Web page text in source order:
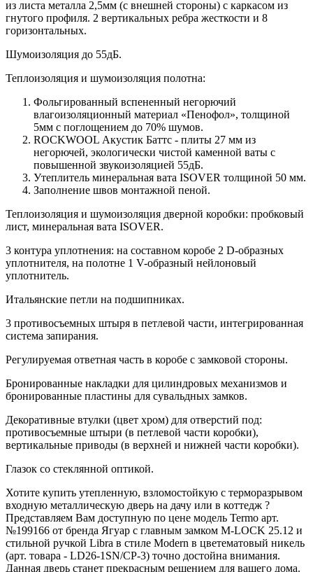
из листа металла 2,5мм (с внешней стороны) c каркасом из
гнутого профиля. 2 вертикальных ребра жесткости и 8
горизонтальных.
Шумоизоляция до 55дБ.
Теплоизоляция и шумоизоляция полотна:
Фольгированный вспененный негорючий
влагоизоляционный материал «Пенофол», толщиной
5мм с поглощением до 70% шумов.
ROCKWOOL Акустик Баттс - плиты 27 мм из
негорючей, экологически чистой каменной ваты с
повышенной звукоизоляцией 55дБ.
Утеплитель минеральная вата ISOVER толщиной 50 мм.
Заполнение швов монтажной пеной.
Теплоизоляция и шумоизоляция дверной коробки: пробковый
лист, минеральная вата ISOVER.
3 контура уплотнения: на составном коробе 2 D-образных
уплотнителя, на полотне 1 V-образный нейлоновый
уплотнитель.
Итальянские петли на подшипниках.
3 противосъемных штыря в петлевой части, интегрированная
система запирания.
Регулируемая ответная часть в коробе с замковой стороны.
Бронированные накладки для цилиндровых механизмов и
бронированные пластины для сувальдных замков.
Декоративные втулки (цвет хром) для отверстий под:
противосъемные штыри (в петлевой части коробки),
вертикальные приводы (в верхней и нижней части коробки).
Глазок со стеклянной оптикой.
Хотите купить утепленную, взломостойкую с терморазрывом
входную металлическую дверь на дачу или в коттедж ?
Представляем Вам доступную по цене модель Termo арт.
№199166 от бренда Ягуар с главным замком M-LOCK 25.12 и
стильной ручкой Libra в стиле Modern в цветематовый никель
(арт. товара - LD26-1SN/CP-3) точно достойна внимания.
Данная дверь станет прекрасным решением для вашего дома.